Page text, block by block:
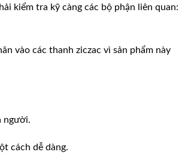
kiểm tra kỹ càng các bộ phận liên quan:
vào các thanh ziczac vì sản phẩm này
người.
cách dễ dàng.